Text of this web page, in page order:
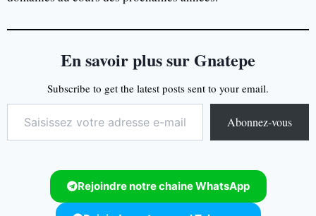
En savoir plus sur Gnatepe
Subscribe to get the latest posts sent to your email.
Abonnez-vous
Rejoindre notre chaine WhatsApp